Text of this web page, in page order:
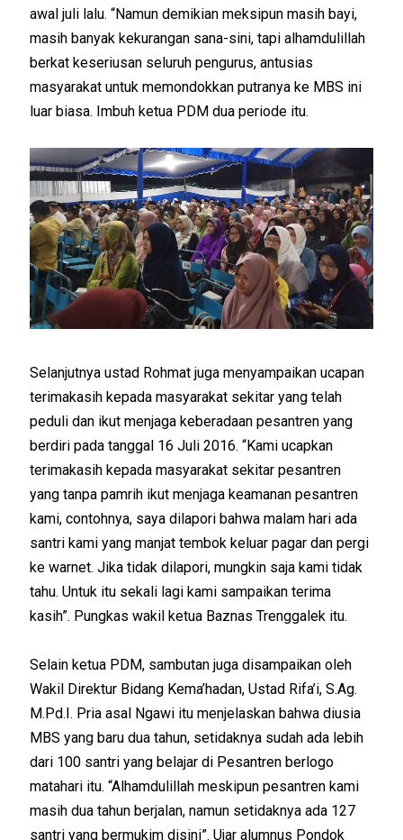
awal juli lalu. “Namun demikian meksipun masih bayi,
masih banyak kekurangan sana-sini, tapi alhamdulillah
berkat keseriusan seluruh pengurus, antusias
masyarakat untuk memondokkan putranya ke MBS ini
luar biasa. Imbuh ketua PDM dua periode itu.
Selanjutnya ustad Rohmat juga menyampaikan ucapan
terimakasih kepada masyarakat sekitar yang telah
peduli dan ikut menjaga keberadaan pesantren yang
berdiri pada tanggal 16 Juli 2016. “Kami ucapkan
terimakasih kepada masyarakat sekitar pesantren
yang tanpa pamrih ikut menjaga keamanan pesantren
kami, contohnya, saya dilapori bahwa malam hari ada
santri kami yang manjat tembok keluar pagar dan pergi
ke warnet. Jika tidak dilapori, mungkin saja kami tidak
tahu. Untuk itu sekali lagi kami sampaikan terima
kasih”. Pungkas wakil ketua Baznas Trenggalek itu.
Selain ketua PDM, sambutan juga disampaikan oleh
Wakil Direktur Bidang Kema’hadan, Ustad Rifa’i, S.Ag.
M.Pd.I. Pria asal Ngawi itu menjelaskan bahwa diusia
MBS yang baru dua tahun, setidaknya sudah ada lebih
dari 100 santri yang belajar di Pesantren berlogo
matahari itu. “Alhamdulillah meskipun pesantren kami
masih dua tahun berjalan, namun setidaknya ada 127
santri yang bermukim disini”. Ujar alumnus Pondok